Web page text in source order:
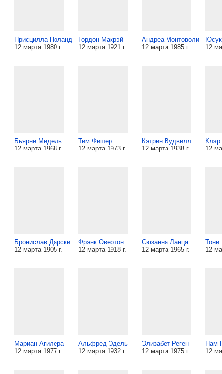
Присцилла Поланд
12 марта 1980 г.
Гордон Макрэй
12 марта 1921 г.
Андреа Монтоволи
12 марта 1985 г.
12
Бьярне Медель
12 марта 1968 г.
Тим Фишер
12 марта 1973 г.
Кэтрин Вудвилл
12 марта 1938 г.
12
Бронислав Дарски
12 марта 1905 г.
Фрэнк Овертон
12 марта 1918 г.
Сюзанна Ланца
12 марта 1965 г.
Тони
12
Мариан Агилера
12 марта 1977 г.
Альфред Эдель
12 марта 1932 г.
Элизабет Реген
12 марта 1975 г.
Нам
12